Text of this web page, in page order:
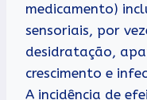
medicamento)
sensoriais, por
desidratação,
crescimento e
A incidência de